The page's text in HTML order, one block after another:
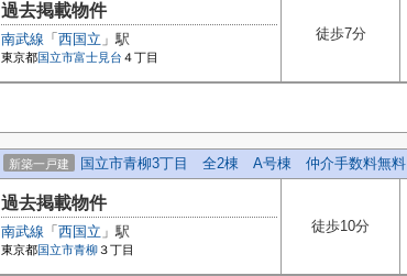
過去掲載物件
南武線 「 西国立 」駅
東京都国立市富士見台 ４丁目
徒歩7分
新築一戸建 国立市青柳3丁目 全2棟 A号棟 仲介手数料無料
過去掲載物件
南武線 「 西国立 」駅
東京都国立市青柳 ３丁目
徒歩10分